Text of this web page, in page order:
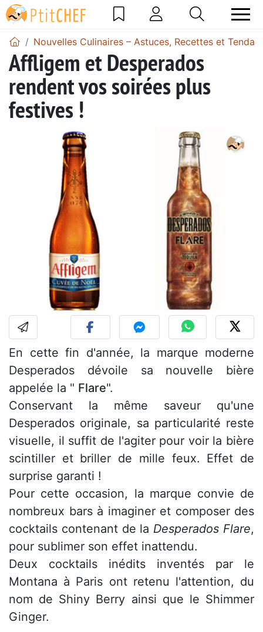
Nouvelles Culinaires – Astuces, Recettes et
Affligem et Desperados
rendent vos soirées plus
festives !
En cette fin d'année, la marque moderne
Desperados dévoile sa nouvelle bière
appelée la " Flare".
Conservant la même saveur qu'une
Desperados originale, sa particularité reste
visuelle, il suffit de l'agiter pour voir la bière
scintiller et briller de mille feux. Effet de
surprise garanti !
Pour cette occasion, la marque convie de
nombreux bars à imaginer et composer des
cocktails contenant de la Desperados Flare,
pour sublimer son effet inattendu.
Deux cocktails inédits inventés par le
Montana à Paris ont retenu l'attention, du
nom de Shiny Berry ainsi que le Shimmer
Ginger.